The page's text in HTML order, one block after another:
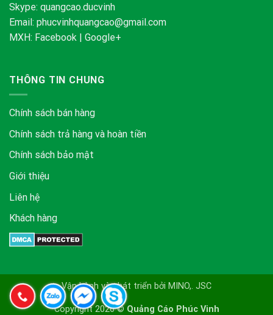
Skype: quangcao.ducvinh
Email: phucvinhquangcao@gmail.com
MXH: Facebook | Google+
THÔNG TIN CHUNG
Chính sách bán hàng
Chính sách trả hàng và hoàn tiền
Chính sách bảo mật
Giới thiệu
Liên hệ
Khách hàng
Vận hành và phát triển bởi MINO,. JSC
Copyright 2026 © Quảng Cáo Phúc Vinh